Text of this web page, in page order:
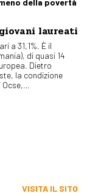
della povertà
laureati
a 31,1%. È il
di quasi 14
Dietro
la condizione
VISITA IL SITO